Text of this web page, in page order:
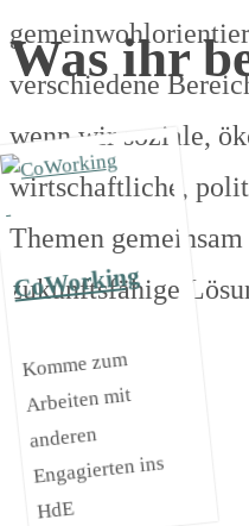
verschiedene
wenn wir soziale,
wirtschaftliche,
Themen
zukunftsfähige
Was ihr
CoWorking
Komme zum
Arbeiten mit
anderen
Engagierten ins
HdE